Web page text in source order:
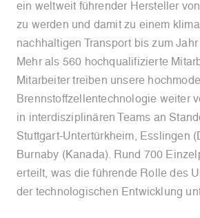
ein weltweit führender Hersteller
zu werden und damit zu einem
nachhaltigen Transport bis zum
Mehr als 560 hochqualifizierte
Mitarbeiter treiben unsere
Brennstoffzellentechnologie weiter
in interdisziplinären Teams an
Stuttgart-Untertürkheim, Esslingen
Burnaby (Kanada). Rund 700
erteilt, was die führende Rolle des
der technologischen Entwicklung